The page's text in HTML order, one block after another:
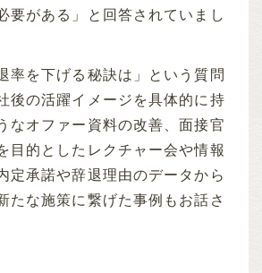
要がある」と回答されていまし
率を下げる秘訣は」という質問
後の活躍イメージを具体的に持
なオファー資料の改善、面接官
目的としたレクチャー会や情報
定承諾や辞退理由のデータから
たな施策に繋げた事例もお話さ